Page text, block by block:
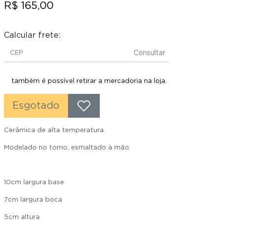
R$ 165,00
Calcular frete:
Consultar
também é possível retirar a mercadoria na loja.
Esgotado
Cerâmica de alta temperatura.
Modelado no torno, esmaltado à mão.
10cm largura base
7cm largura boca
5cm altura